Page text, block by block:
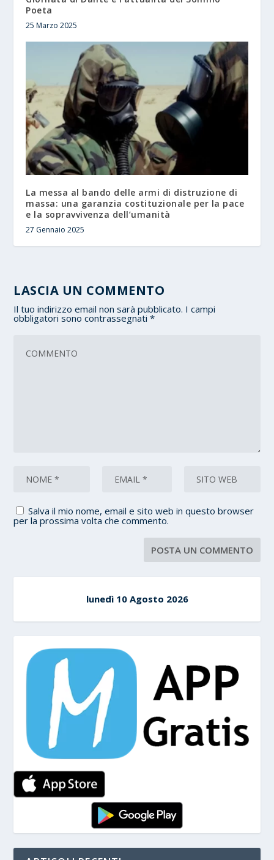
Poeta
25 Marzo 2025
La messa al bando delle armi di distruzione di
massa: una garanzia costituzionale per la pace
e la sopravvivenza dell’umanità
27 Gennaio 2025
LASCIA UN COMMENTO
Il tuo indirizzo email non sarà pubblicato. I campi
obbligatori sono contrassegnati*
Salva il mio nome, email e sito web in questo browser
per la prossima volta che commento.
lunedì 10 Agosto 2026